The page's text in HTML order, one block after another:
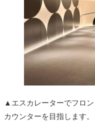
▲エスカレーターでフロ
カウンターを目指します。